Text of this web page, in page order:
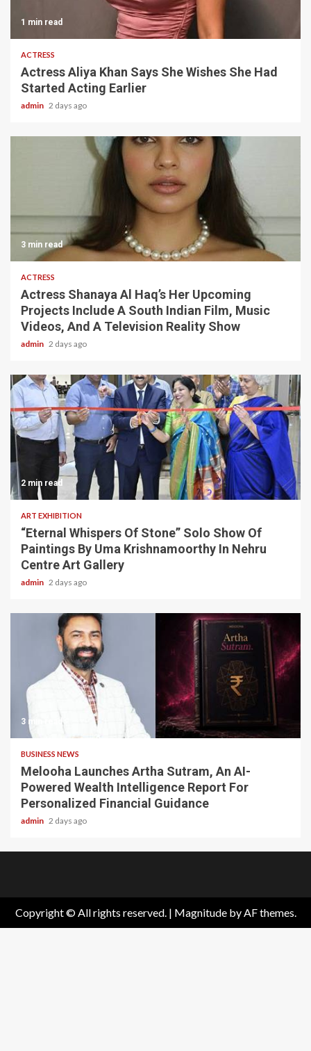
1 min read
ACTRESS
Actress Aliya Khan Says She Wishes She Had
Started Acting Earlier
admin 2 days ago
3 min read
ACTRESS
Actress Shanaya Al Haq’s Her Upcoming
Projects Include A South Indian Film, Music
Videos, And A Television Reality Show
admin 2 days ago
2 min read
ART EXHIBITION
“Eternal Whispers Of Stone” Solo Show Of
Paintings By Uma Krishnamoorthy In Nehru
Centre Art Gallery
admin 2 days ago
3 min read
BUSINESS NEWS
Melooha Launches Artha Sutram, An AI-
Powered Wealth Intelligence Report For
Personalized Financial Guidance
admin 2 days ago
Copyright © All rights reserved. | Magnitudeby AF themes.